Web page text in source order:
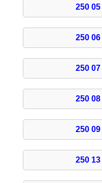
250 05
250 06
250 07
250 08
250 09
250 13